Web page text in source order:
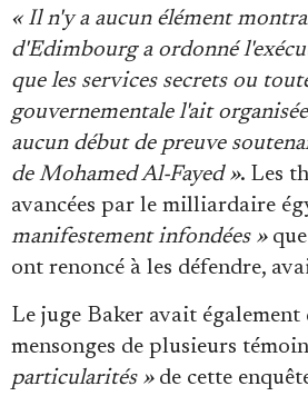
« Il n'y a aucun élément
d'Edimbourg a ordonné
que les services secrets ou
gouvernementale l'ait
aucun début de preuve
de Mohamed Al-Fayed ». Les
avancées par le milliardaire
manifestement infondées »que
ont renoncé à les défendre,
Le juge Baker avait également
mensonges de plusieurs
particularités »de cette